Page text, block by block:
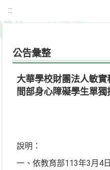
:::
公告彙整
大華學校財團法人敏
間部身心障礙學生單獨
說明：
一、依教育部113年3月4